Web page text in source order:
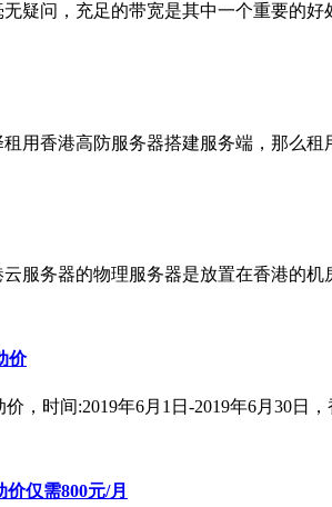
疑问，充足的带宽是其中一个重要的好
用香港高防服务器搭建服务端，那么
服务器的物理服务器是放置在香港的
价
，时间:2019年6月1日-2019年6月30日
仅需800元/月